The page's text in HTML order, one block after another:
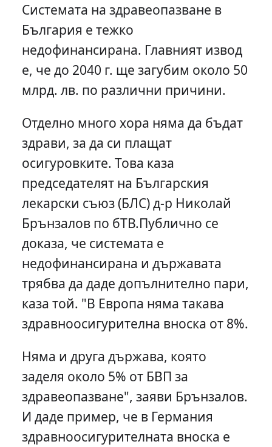
Системата на здравеопазване в
България е тежко
недофинансирана. Главният извод
е, че до 2040 г. ще загубим около 50
млрд. лв. по различни причини.
Отделно много хора няма да бъдат
здрави, за да си плащат
осигуровките. Това каза
председателят на Българския
лекарски съюз (БЛС) д-р Николай
Брънзалов по бТВ.Публично се
доказа, че системата е
недофинансирана и държавата
трябва да даде допълнително пари,
каза той. "В Европа няма такава
здравноосигурителна вноска от 8%.
Няма и друга държава, която
заделя около 5% от БВП за
здравеопазване", заяви Брънзалов.
И даде пример, че в Германия
здравноосигурителната вноска е